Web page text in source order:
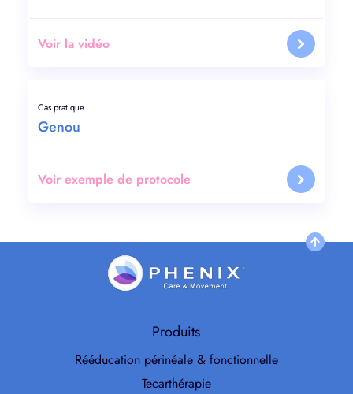
Voir la vidéo
Cas pratique
Genou
Voir exemple de protocole
Produits
Rééducation périnéale & fonctionnelle
Tecarthérapie